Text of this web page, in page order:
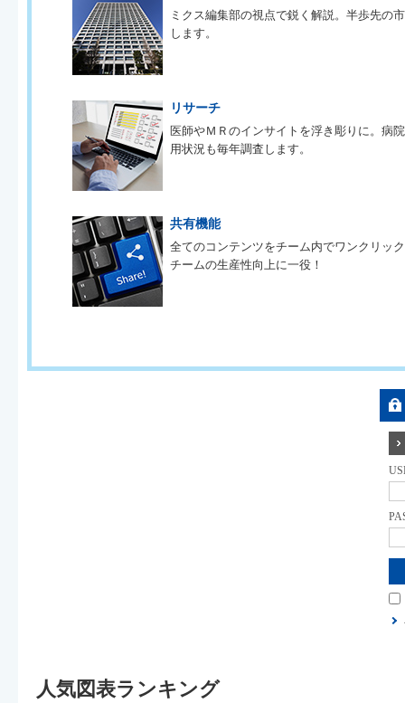
ミクス編集部の視点で鋭く解説。半歩先の
します。
リサーチ
医師やＭＲのインサイトを浮き彫りに。病
用状況も毎年調査します。
共有機能
全てのコンテンツをチーム内でワンクリッ
チームの生産性向上に一役！
人気図表ランキング